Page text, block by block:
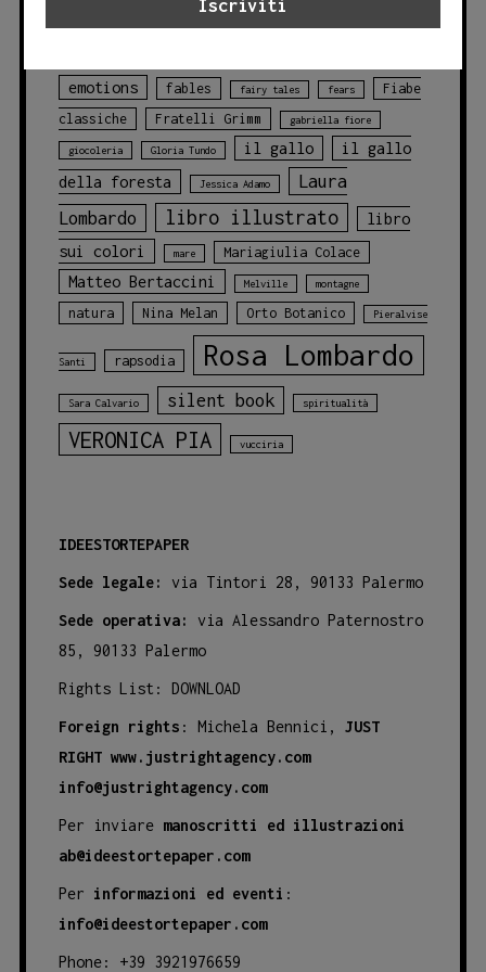
DELLA LETTERATURA
courage discovery
emotions
fables fairy tales fears
Fiabe
classiche
Fratelli Grimm gabriella fiore
giocoleria Gloria Tundo il gallo
il gallo
della foresta
Jessica Adamo
Laura
Lombardo
libro illustrato
libro
sui colori
mare Mariagiulia Colace
Matteo Bertaccini Melville montagne
natura Nina Melan Orto Botanico Pieralvise
Santi rapsodia Rosa Lombardo
Sara Calvario silent book spiritualità
VERONICA PIA vucciria
IDEESTORTEPAPER
Sede legale: via Tintori 28, 90133 Palermo
Sede operativa:
via Alessandro Paternostro
85, 90133 Palermo
Rights List: DOWNLOAD
Foreign rights : Michela Bennici, JUST
RIGHT www.justrightagency.com
info@justrightagency.com
Per inviare manoscritti ed illustrazioni
ab@ideestortepaper.com
Per informazioni ed eventi :
info@ideestortepaper.com
Phone: +39 3921976659